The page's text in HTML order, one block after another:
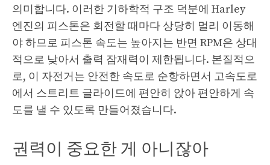
의미합니다. 이러한 기하학적 구조 덕분에 Harley
엔진의 피스톤은 회전할 때마다 상당히 멀리 이동해
야 하므로 피스톤 속도는 높아지는 반면 RPM은 상대
적으로 낮아서 출력 잠재력이 제한됩니다. 본질적으
로, 이 자전거는 안전한 속도로 순항하면서 고속도로
에서 스트리트 글라이드에 편안히 앉아 편안하게 속
도를 낼 수 있도록 만들어졌습니다.
권력이 중요한 게 아니잖아